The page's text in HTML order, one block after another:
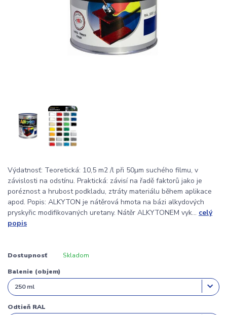
Výdatnosť: Teoretická: 10,5 m2 /l při 50µm suchého filmu, v
závislosti na odstínu. Praktická: závisí na řadě faktorů jako je
poréznost a hrubost podkladu, ztráty materiálu během aplikace
apod. Popis: ALKYTON je nátěrová hmota na bázi alkydových
pryskyřic modifikovaných uretany. Nátěr ALKYTONEM vyk... celý
popis
Dostupnosť Skladom
Balenie (objem)
Odtieň RAL